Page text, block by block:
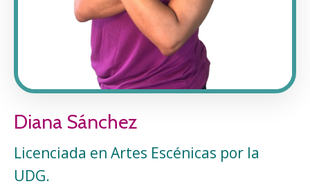
Diana Sánchez
Licenciada en Artes Escénicas por la
UDG.